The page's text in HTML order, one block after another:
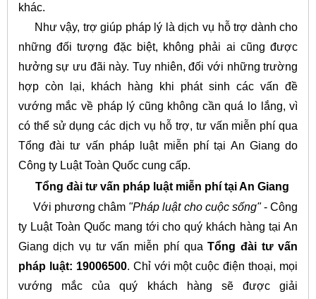
khác.
Như vậy, trợ giúp pháp lý là dịch vụ hỗ trợ dành cho
những đối tượng đặc biệt, không phải ai cũng được
hưởng sự ưu đãi này. Tuy nhiên, đối với những trường
hợp còn lại, khách hàng khi phát sinh các vấn đề
vướng mắc về pháp lý cũng không cần quá lo lắng, vì
có thể sử dụng các dịch vụ hỗ trợ, tư vấn miễn phí qua
Tổng đài tư vấn pháp luật miễn phí tại An Giang do
Công ty Luật Toàn Quốc cung cấp.
Tổng đài tư vấn pháp luật miễn phí tại An Giang
Với phương châm "Pháp luật cho cuộc sống"- Công
ty Luật Toàn Quốc mang tới cho quý khách hàng tại An
Giang dịch vụ tư vấn miễn phí quaTổng đài tư vấn
pháp luật: 19006500. Chỉ với một cuộc điện thoại, mọi
vướng mắc của quý khách hàng sẽ được giải